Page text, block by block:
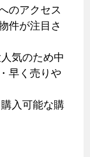
のアクセス
件が注目さ
気のため中
早く売りや
入可能な購